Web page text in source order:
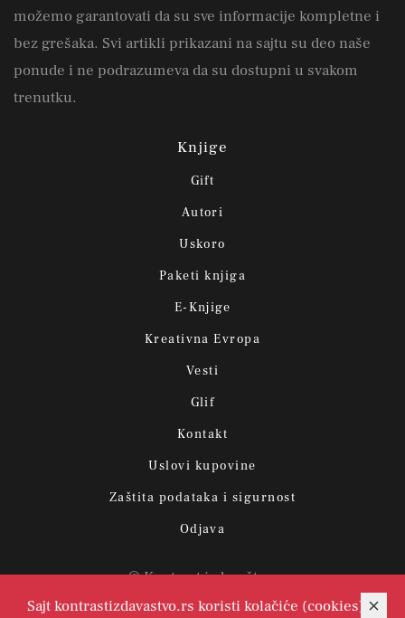
Sajt kontrastizdavastvo.rs koristi kolačiće (cookies)
možemo garantovati da su sve informacije kompletne i
bez grešaka. Svi artikli prikazani na sajtu su deo naše
ponude i ne podrazumeva da su dostupni u svakom
trenutku.
Knjige
Gift
Autori
Uskoro
Paketi knjiga
E-Knjige
Kreativna Evropa
Vesti
Glif
Kontakt
Uslovi kupovine
Zaštita podataka i sigurnost
Odjava
© Kontrast izdavaštvo.